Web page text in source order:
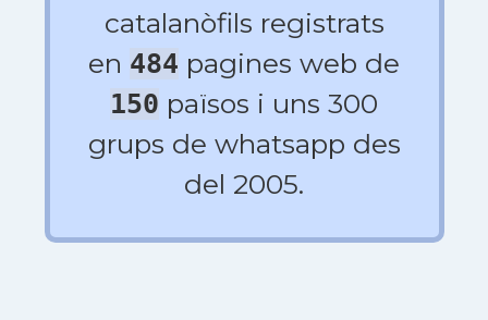
catalanòfils registrats
en 484 pagines web de
150 països i uns 300
grups de whatsapp des
del 2005.